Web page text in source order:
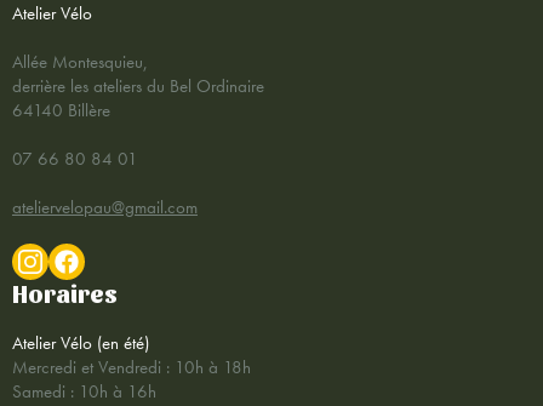
Atelier Vélo
Allée Montesquieu,
derrière les ateliers du Bel Ordinaire
64140 Billère
07 66 80 84 01
ateliervelopau@gmail.com
Horaires
Atelier Vélo (en été)
Mercredi et Vendredi : 10h à 18h
Samedi : 10h à 16h